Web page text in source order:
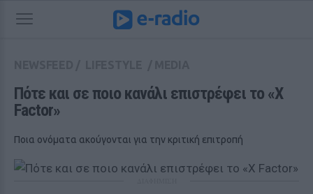
Πότε και σε ποιο κανάλι επιστρέφει το «X
Factor»
Ποια ονόματα ακούγονται για την κριτική επιτροπή